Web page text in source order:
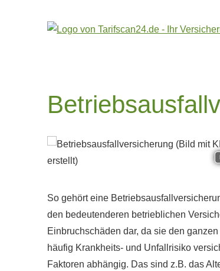
So gehört eine
den bedeutenderen betrieblichen
Einbruchschäden dar, da sie den
häufig Krankheits- und Unfallrisiko
Faktoren abhängig. Das sind z.B. das